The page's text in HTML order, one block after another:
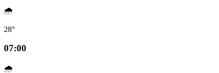
🌧️
28°
07:00
🌧️